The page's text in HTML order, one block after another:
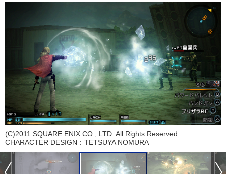
(C)2011 SQUARE ENIX CO., LTD. All Rights Reserved.
CHARACTER DESIGN：TETSUYA NOMURA